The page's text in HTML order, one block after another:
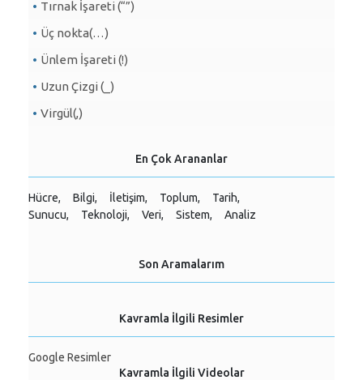
Tırnak İşareti (“”)
Üç nokta(…)
Ünlem İşareti (!)
Uzun Çizgi (_)
Virgül(,)
En Çok Arananlar
Hücre, Bilgi, İletişim, Toplum,
Tarih,
Sunucu,
Teknoloji, Veri, Sistem, Analiz
Son Aramalarım
Kavramla İlgili Resimler
Google Resimler
Kavramla İlgili Videolar